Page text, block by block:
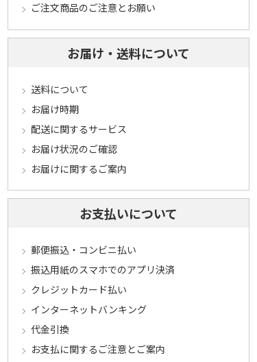
ご注文商品のご注意とお願い
お届け・送料について
送料について
お届け時期
配送に関するサービス
お届け状況のご確認
お届けに関するご案内
お支払いについて
郵便振込・コンビニ払い
振込用紙のスマホでのアプリ決済
クレジットカード払い
インターネットバンキング
代金引換
お支払に関するご注意とご案内